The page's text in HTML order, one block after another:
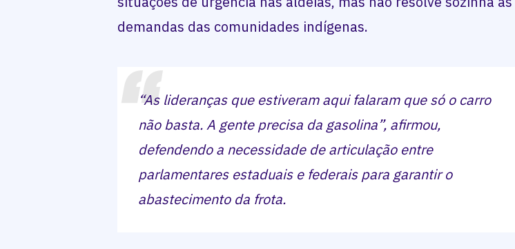
demandas das comunidades indígenas.
“As lideranças que estiveram aqui falaram que só o carro
não basta. A gente precisa da gasolina”, afirmou,
defendendo a necessidade de articulação entre
parlamentares estaduais e federais para garantir o
abastecimento da frota.